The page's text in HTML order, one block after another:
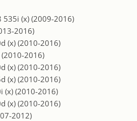
535i (x) (2009-2016)
2016)
(x) (2010-2016)
2016)
(x) (2010-2016)
(x) (2010-2016)
(x) (2010-2016)
(x) (2010-2016)
2012)